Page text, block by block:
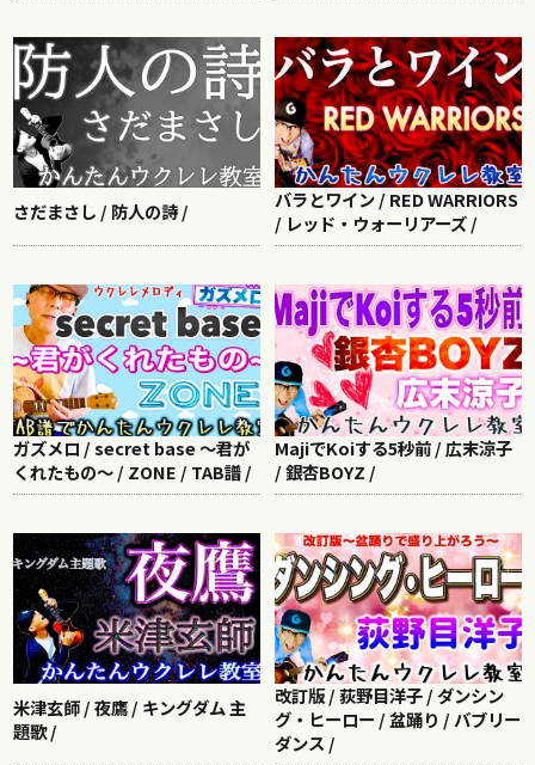
さだまさし / 防人の詩 /
バラとワイン / RED WARRIORS
/ レッド・ウォーリアーズ /
ガズメロ / secret base ～君が
くれたもの～ / ZONE / TAB譜 /
MajiでKoiする5秒前 / 広末涼子
/ 銀杏BOYZ /
米津玄師 / 夜鷹 / キングダム 主
題歌 /
改訂版 / 荻野目洋子 / ダンシン
グ・ヒーロー / 盆踊り / バブリー
ダンス /